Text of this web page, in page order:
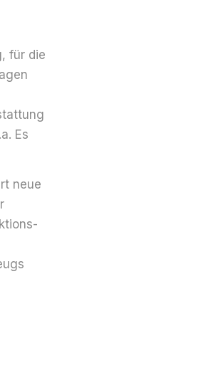
für die
Es
neue